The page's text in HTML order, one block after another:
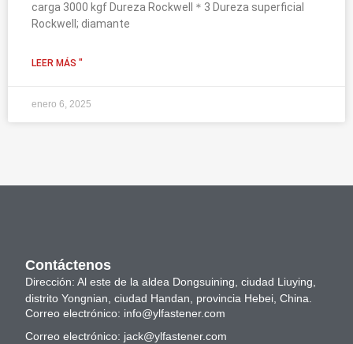
carga 3000 kgf Dureza Rockwell＊3 Dureza superficial
Rockwell; diamante
LEER MÁS "
enero 6, 2025
Contáctenos
Dirección: Al este de la aldea Dongsuining, ciudad Liuying,
distrito Yongnian, ciudad Handan, provincia Hebei, China.
Correo electrónico: info@ylfastener.com
Correo electrónico: jack@ylfastener.com